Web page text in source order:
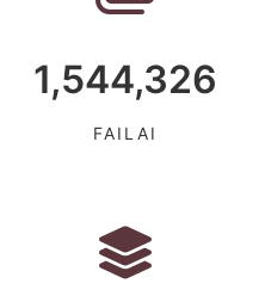
1,544,326
FAILAI